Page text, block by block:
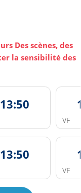
Des scènes, des
la sensibilité des
13:50
VF
13:50
VF